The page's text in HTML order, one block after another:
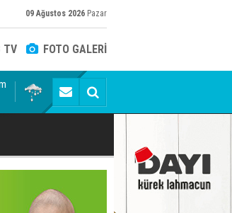
09 Ağustos 2026 Pazar
TV FOTO GALERİ
Yumlu piknikte!